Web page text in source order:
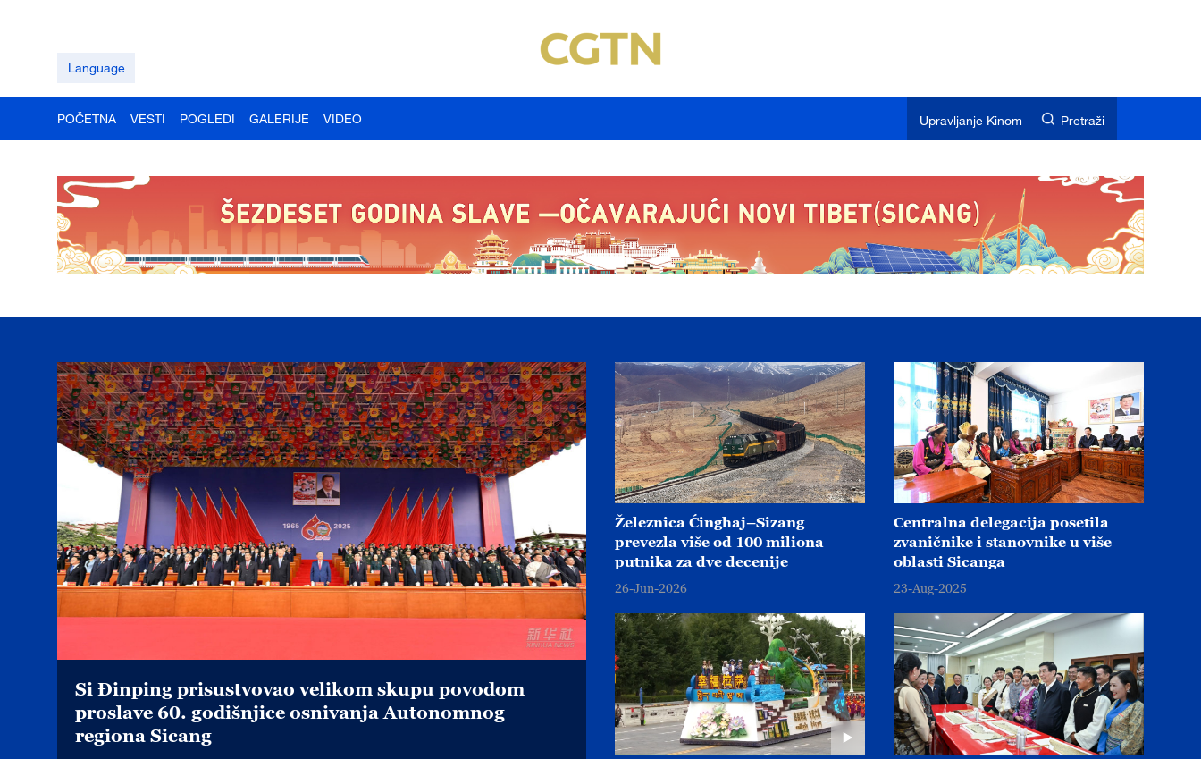
Language
POČETNA VESTI POGLEDI GALERIJE VIDEO Upravljanje Kinom Pretraži
Si Đinping prisustvovao velikom skupu povodom
proslave 60. godišnjice osnivanja Autonomnog
regiona Sicang
Predsednik Si Đinping naglasio važnost izgradnje
modernog socijalističkog novog Sicanga
20-Aug-2025
Železnica Ćinghaj–Sizang
prevezla više od 100 miliona
putnika za dve decenije
26-Jun-2026
Centralna delegacija posetila
zvaničnike i stanovnike u više
oblasti Sicanga
23-Aug-2025